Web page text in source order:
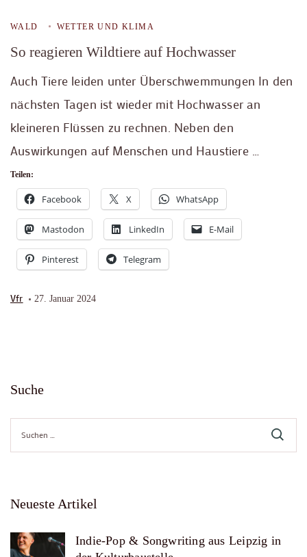
WALD WETTER UND KLIMA
So reagieren Wildtiere auf Hochwasser
Auch Tiere leiden unter Überschwemmungen In den
nächsten Tagen ist wieder mit Hochwasser an
kleineren Flüssen zu rechnen. Neben den
Auswirkungen auf Menschen und Haustiere …
Teilen:
Facebook X WhatsApp
Mastodon LinkedIn E-Mail
Pinterest Telegram
Vfr 27. Januar 2024
Suche
Suche
nach:
Neueste Artikel
Indie-Pop & Songwriting aus Leipzig in